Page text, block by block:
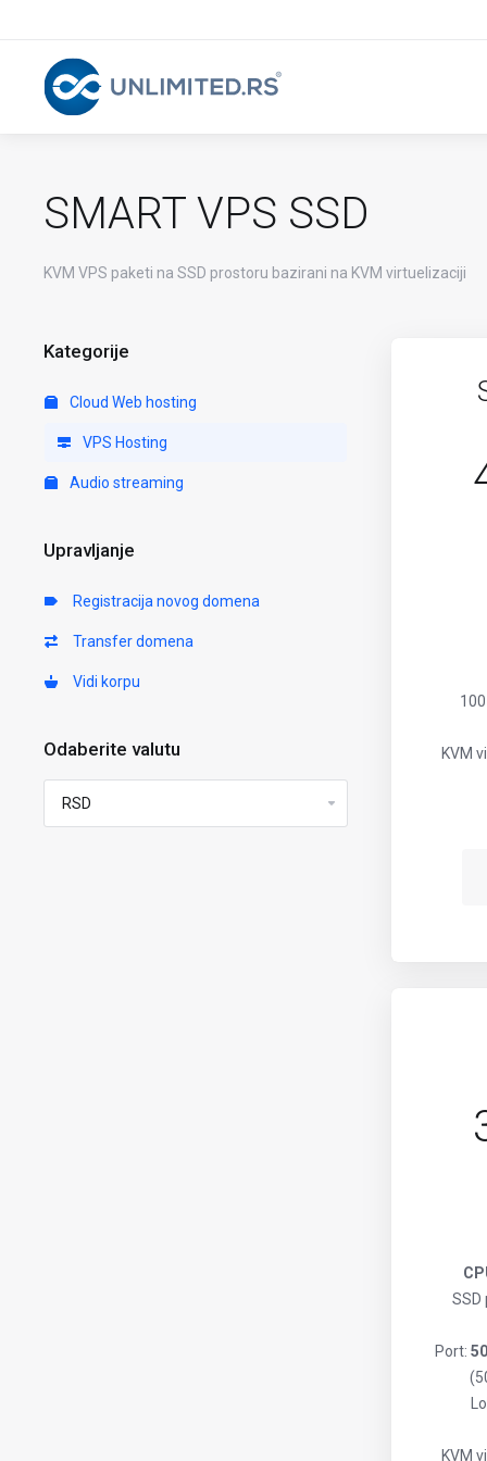
SMART VPS SSD
KVM VPS paketi na SSD prostoru bazirani na KVM virtuelizaciji
Kategorije
Cloud Web hosting
VPS Hosting
Audio streaming
Upravljanje
Registracija novog domena
Transfer domena
Vidi korpu
Odaberite valutu
KVM
SSD
Port:
KVM